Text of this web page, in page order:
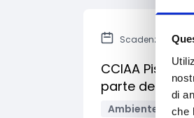
di
che
Scadenza: 29
CCIAA
parte delle
Ambiente e